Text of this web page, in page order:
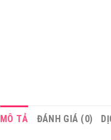
MÔ TẢ ĐÁNH GIÁ (0)